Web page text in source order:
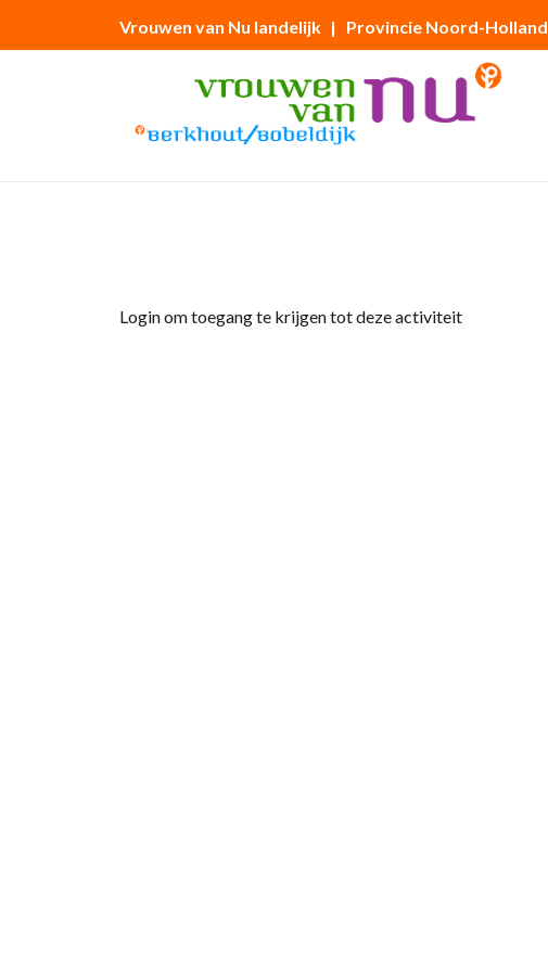
Vrouwen van Nu landelijk | Provincie Noord-Holland
Login om toegang te krijgen tot deze activiteit